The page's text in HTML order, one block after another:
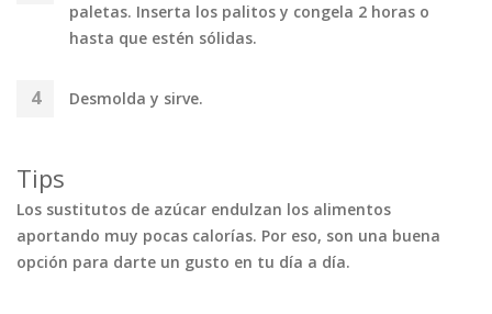
paletas. Inserta los palitos y congela 2 horas o
hasta que estén sólidas.
Desmolda y sirve.
Tips
Los sustitutos de azúcar endulzan los alimentos
aportando muy pocas calorías. Por eso, son una buena
opción para darte un gusto en tu día a día.